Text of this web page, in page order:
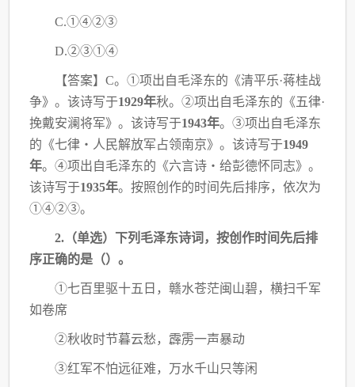
C.①④②③
D.②③①④
【答案】C。①项出自毛泽东的《清平乐·蒋桂战
争》。该诗写于1929年秋。②项出自毛泽东的《五律·
挽戴安澜将军》。该诗写于1943年。③项出自毛泽东
的《七律・人民解放军占领南京》。该诗写于1949
年。④项出自毛泽东的《六言诗・给彭德怀同志》。
该诗写于1935年。按照创作的时间先后排序，依次为
①④②③。
2.（单选）下列毛泽东诗词，按创作时间先后排
序正确的是（）。
①七百里驱十五日，赣水苍茫闽山碧，横扫千军
如卷席
②秋收时节暮云愁，霹雳一声暴动
③红军不怕远征难，万水千山只等闲